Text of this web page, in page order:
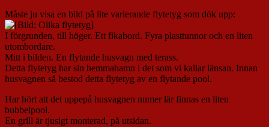
Måste ju visa en bild på lite varierande flytetyg som dök upp:
I förgrunden, till höger. Ett fikabord. Fyra plasttunnor och en liten
utombordare.
Mitt i bilden. En flytande husvagn med terass.
Detta flytetyg har sin hemmahamn i det som vi kallar länsan. Innan
husvagnen så bestod detta flytetyg av en flytande pool.
Har hört att det uppepå husvagnen numer lär finnas en liten
bubbelpool.
En grill är tjusigt monterad, på utsidan.